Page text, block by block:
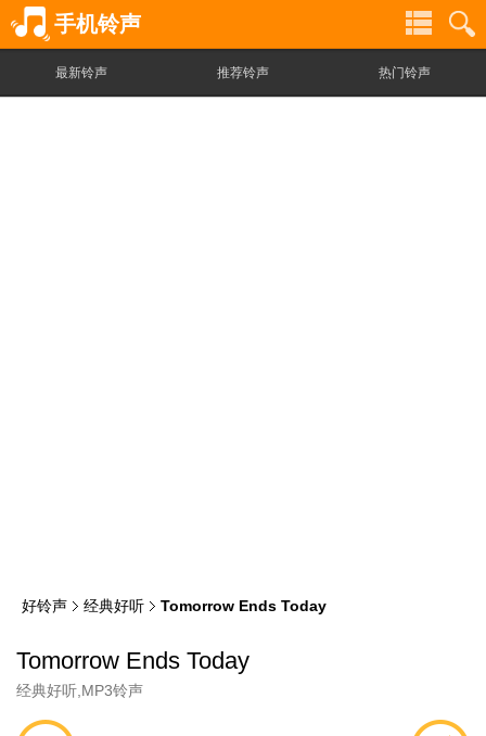
手机铃声
最新铃声 推荐铃声 热门铃声
好铃声 经典好听 Tomorrow Ends Today
Tomorrow Ends Today
经典好听 MP3铃声